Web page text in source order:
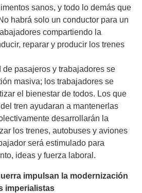
sanos, y todo lo demás que
habrá solo un conductor para un
compartiendo la
reparar y producir los trenes
pasajeros y trabajadores se
masiva; los trabajadores se
el bienestar de todos. Los que
tren ayudaran a mantenerlas
desarrollarán la
los trenes, autobuses y aviones
será estimulado para
ideas y fuerza laboral.
impulsan la modernización
imperialistas